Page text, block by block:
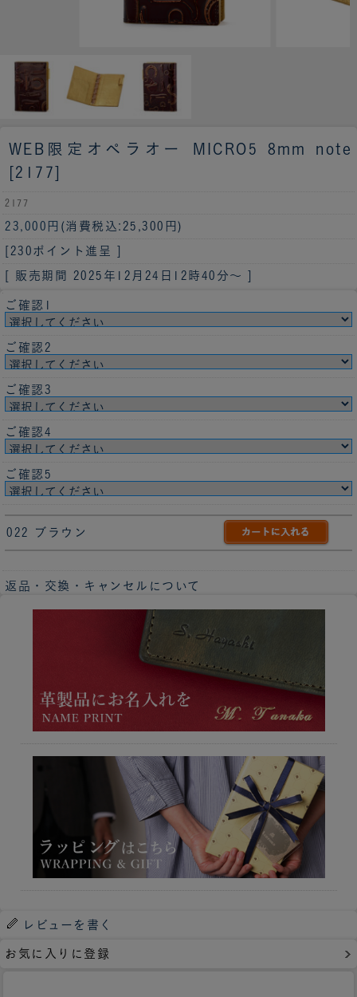
WEB限定 オペラオー MICRO5 8mm note
[2177]
2177
23,000円 (消費税込:25,300円)
[230ポイント進呈 ]
[ 販売期間 2025年12月24日12時40分 ～ ]
ご確認1
ご確認2
ご確認3
ご確認4
ご確認5
022 ブラウン
返品・交換・キャンセルについて
レビューを書く
お気に入りに登録